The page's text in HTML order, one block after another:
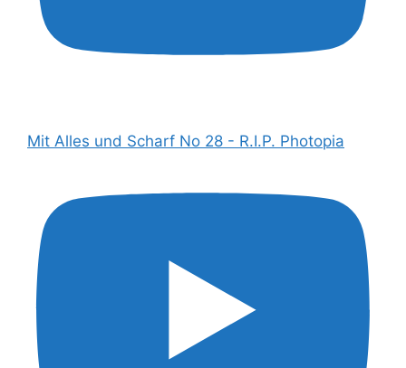
Mit Alles und Scharf No 28 - R.I.P. Photopia